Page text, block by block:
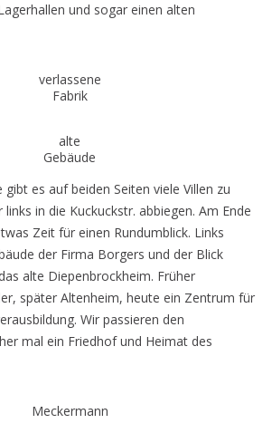
und sogar einen alten
verlassene
Fabrik
alte
Gebäude
es auf beiden Seiten viele Villen zu
in die Kuckuckstr. abbiegen. Am Ende
Zeit für einen Rundumblick. Links
der Firma Borgers und der Blick
alte Diepenbrockheim. Früher
später Altenheim, heute ein Zentrum für
Wir passieren den
mal ein Friedhof und Heimat des
Meckermann